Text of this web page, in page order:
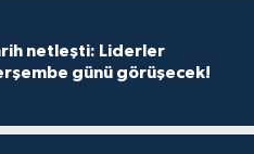
netleşti: Liderler
günü görüşecek!